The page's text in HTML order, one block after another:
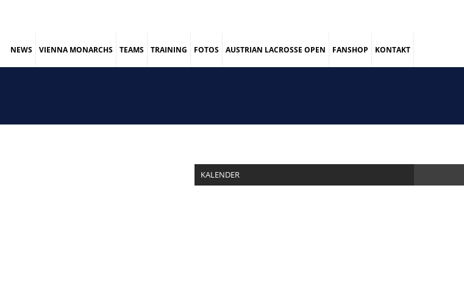
NEWS VIENNA MONARCHS TEAMS TRAINING FOTOS AUSTRIAN LACROSSE OPEN FANSHOP KONTAKT
KALENDER